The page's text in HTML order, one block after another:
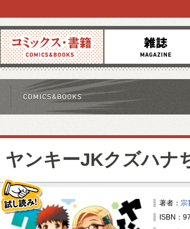
コミックス 雑誌
ヤンキーJKクズハナ
著者： 宗
ISBN：
試し読み！